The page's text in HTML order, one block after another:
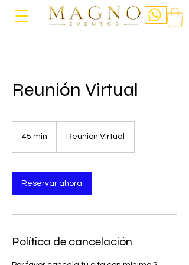
Reunión Virtual
45 min
m
i
Reunión Virtual
Reservar ahora
Política de cancelación